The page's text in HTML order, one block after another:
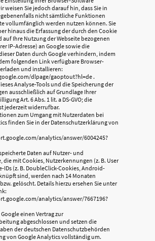
weisen Sie jedoch darauf hin, dass Sie in
nicht sämtliche Funktionen
vollumfänglich werden nutzen können. Sie
hinaus die Erfassung der durch den Cookie
auf Ihre Nutzung der Webseite bezogenen
IP-Adresse) an Google sowie die
Daten durch Google verhindern, indem
folgenden Link verfügbare Browser-
und installieren:
dlpage/gaoptout?hl=de .
Analyse-Tools und die Speicherung der
ausschließlich auf Grundlage Ihrer
Art. 6 Abs. 1 lit. a DS-GVO; die
jederzeit widerrufbar.
zum Umgang mit Nutzerdaten bei
finden Sie in der Datenschutzerklärung von
analytics/answer/6004245?
Daten auf Nutzer- und
die mit Cookies, Nutzerkennungen (z. B. User
IDs (z. B. DoubleClick-Cookies, Android-
sind, werden nach 14 Monaten
gelöscht. Details hierzu ersehen Sie unter
analytics/answer/7667196?
einen Vertrag zur
abgeschlossen und setzen die
der deutschen Datenschutzbehörden
von Google Analytics vollständig um.